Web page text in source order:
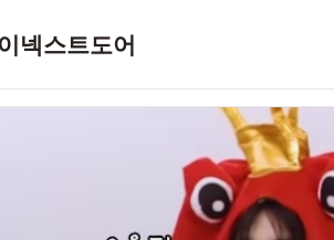
넥스트도어